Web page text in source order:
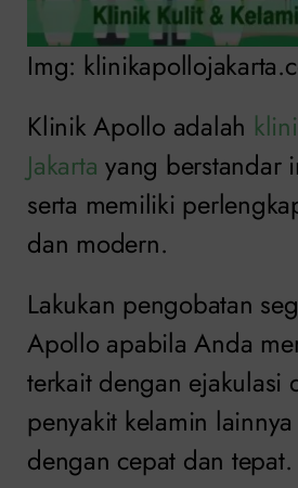
Img:
Klinik Apollo adalah
Jakarta yang berstandar
serta memiliki
dan modern.
Lakukan pengobatan
Apollo apabila Anda
terkait dengan ejakulasi
penyakit kelamin
dengan cepat dan tepat.